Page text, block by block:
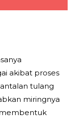
akibat proses
tulang
miringnya